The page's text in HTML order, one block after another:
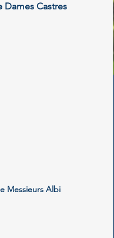
Dames Castres
Messieurs Albi